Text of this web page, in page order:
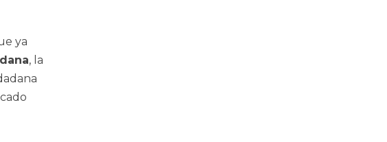
ya
, la